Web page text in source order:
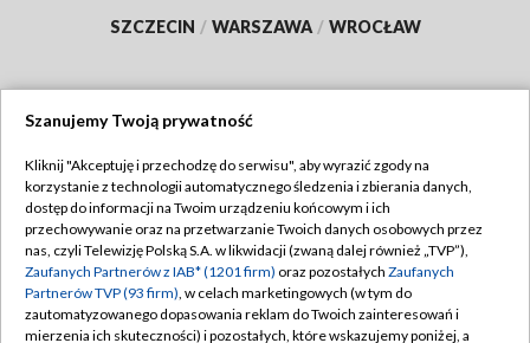
SZCZECIN / WARSZAWA / WROCŁAW
TVP
Abonament TVP
Emisja w TVP
Centrum informacji TVP
Regulamin TVP
Polityka prywatności
Moje zgody
Szanujemy Twoją prywatność
Kliknij "Akceptuję i przechodzę do serwisu", aby wyrazić zgody na
korzystanie z technologii automatycznego śledzenia i zbierania danych,
dostęp do informacji na Twoim urządzeniu końcowym i ich
przechowywanie oraz na przetwarzanie Twoich danych osobowych przez
nas, czyli Telewizję Polską S.A. w likwidacji (zwaną dalej również „TVP”),
Zaufanych Partnerów z IAB* (1201 firm) oraz pozostałych Zaufanych
Partnerów TVP (93 firm), w celach marketingowych (w tym do
zautomatyzowanego dopasowania reklam do Twoich zainteresowań i
mierzenia ich skuteczności) i pozostałych, które wskazujemy poniżej, a